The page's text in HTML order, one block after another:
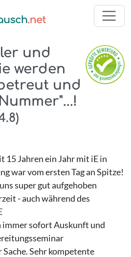
und
werden
und
)
15 Jahren ein Jahr mit iE in
war vom ersten Tag an Spitze!
super gut aufgehoben
- auch während des
immer sofort Auskunft und
Sehr kompetente